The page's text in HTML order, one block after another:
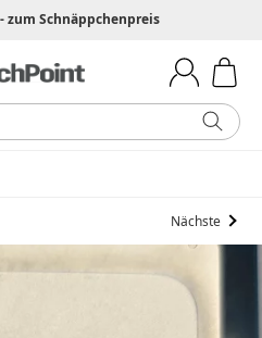
zum Schnäppchenpreis
Nächste